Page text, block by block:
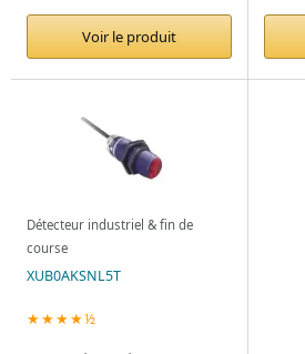
Voir le produit
Détecteur industriel & fin de
course
XUB0AKSNL5T
★★★★½